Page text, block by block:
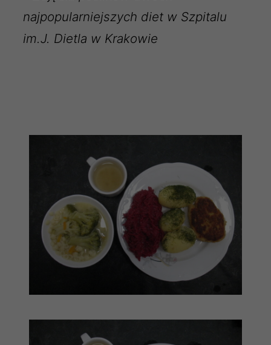
najpopularniejszych diet w Szpitalu
im.J. Dietla w Krakowie